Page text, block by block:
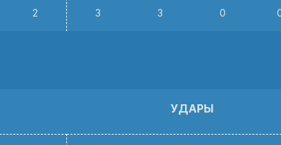
2 3 3 0
УДАРЫ